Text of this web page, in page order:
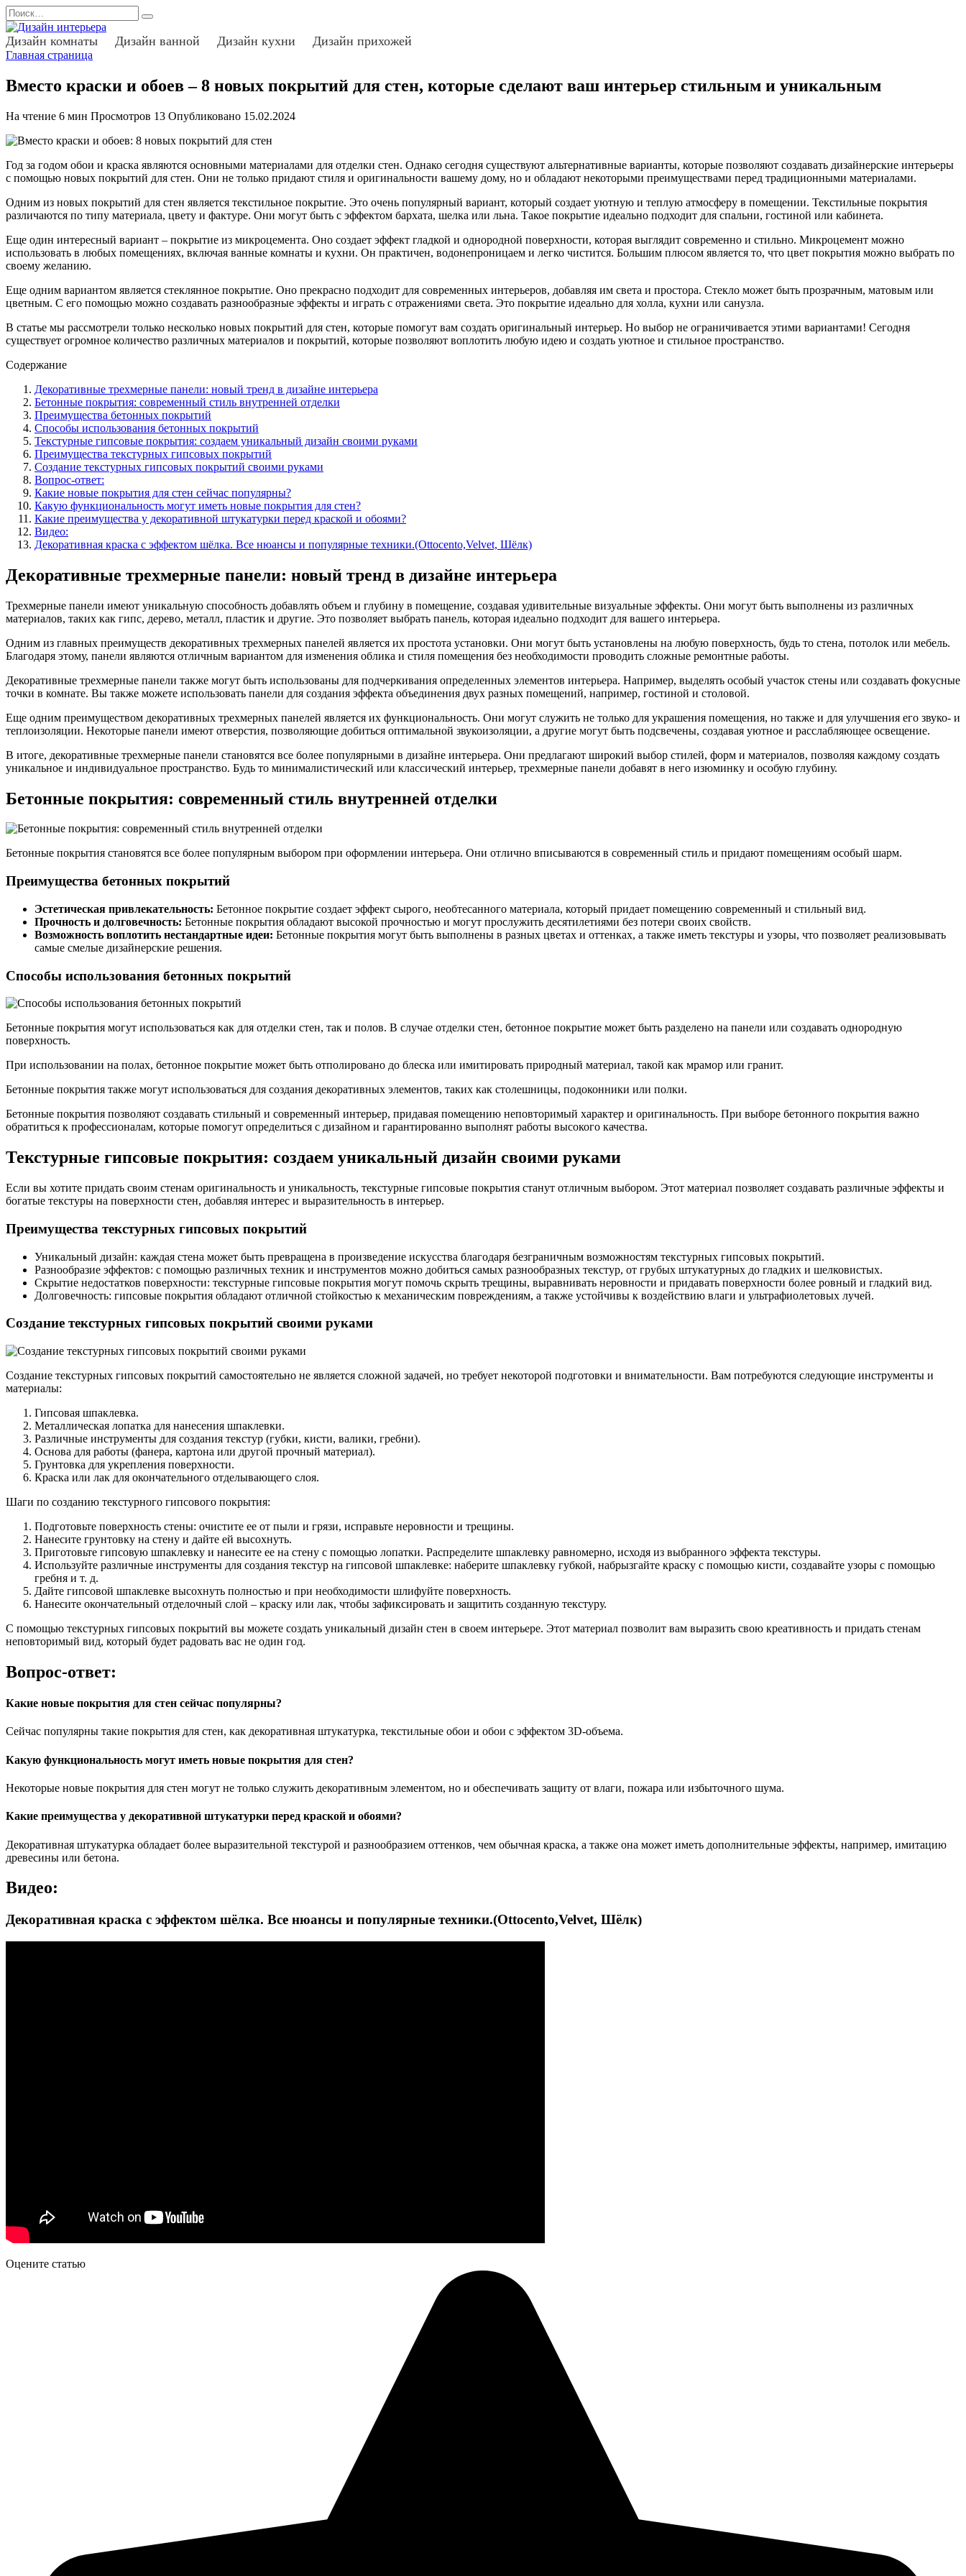
Перейти
к
содержанию
Search
for:
Дизайн комнаты Дизайн ванной Дизайн кухни Дизайн прихожей
Главная страница
Вместо краски и обоев – 8 новых покрытий для стен, которые сделают ваш интерьер стильным и уникальным
На чтение 6 мин Просмотров 13 Опубликовано 15.02.2024
Год за годом обои и краска являются основными материалами для отделки стен. Однако сегодня существуют альтернативные варианты, которые позволяют создавать дизайнерские интерьеры
с помощью новых покрытий для стен. Они не только придают стиля и оригинальности вашему дому, но и обладают некоторыми преимуществами перед традиционными материалами.
Одним из новых покрытий для стен является текстильное покрытие. Это очень популярный вариант, который создает уютную и теплую атмосферу в помещении. Текстильные покрытия
различаются по типу материала, цвету и фактуре. Они могут быть с эффектом бархата, шелка или льна. Такое покрытие идеально подходит для спальни, гостиной или кабинета.
Еще один интересный вариант – покрытие из микроцемента. Оно создает эффект гладкой и однородной поверхности, которая выглядит современно и стильно. Микроцемент можно
использовать в любых помещениях, включая ванные комнаты и кухни. Он практичен, водонепроницаем и легко чистится. Большим плюсом является то, что цвет покрытия можно выбрать по
своему желанию.
Еще одним вариантом является стеклянное покрытие. Оно прекрасно подходит для современных интерьеров, добавляя им света и простора. Стекло может быть прозрачным, матовым или
цветным. С его помощью можно создавать разнообразные эффекты и играть с отражениями света. Это покрытие идеально для холла, кухни или санузла.
В статье мы рассмотрели только несколько новых покрытий для стен, которые помогут вам создать оригинальный интерьер. Но выбор не ограничивается этими вариантами! Сегодня
существует огромное количество различных материалов и покрытий, которые позволяют воплотить любую идею и создать уютное и стильное пространство.
Содержание
Декоративные трехмерные панели: новый тренд в дизайне интерьера
Бетонные покрытия: современный стиль внутренней отделки
Преимущества бетонных покрытий
Способы использования бетонных покрытий
Текстурные гипсовые покрытия: создаем уникальный дизайн своими руками
Преимущества текстурных гипсовых покрытий
Создание текстурных гипсовых покрытий своими руками
Вопрос-ответ:
Какие новые покрытия для стен сейчас популярны?
Какую функциональность могут иметь новые покрытия для стен?
Какие преимущества у декоративной штукатурки перед краской и обоями?
Видео:
Декоративная краска с эффектом шёлка. Все нюансы и популярные техники.(Ottocento,Velvet, Шёлк)
Декоративные трехмерные панели: новый тренд в дизайне интерьера
Трехмерные панели имеют уникальную способность добавлять объем и глубину в помещение, создавая удивительные визуальные эффекты. Они могут быть выполнены из различных
материалов, таких как гипс, дерево, металл, пластик и другие. Это позволяет выбрать панель, которая идеально подходит для вашего интерьера.
Одним из главных преимуществ декоративных трехмерных панелей является их простота установки. Они могут быть установлены на любую поверхность, будь то стена, потолок или мебель.
Благодаря этому, панели являются отличным вариантом для изменения облика и стиля помещения без необходимости проводить сложные ремонтные работы.
Декоративные трехмерные панели также могут быть использованы для подчеркивания определенных элементов интерьера. Например, выделять особый участок стены или создавать фокусные
точки в комнате. Вы также можете использовать панели для создания эффекта объединения двух разных помещений, например, гостиной и столовой.
Еще одним преимуществом декоративных трехмерных панелей является их функциональность. Они могут служить не только для украшения помещения, но также и для улучшения его звуко- и
теплоизоляции. Некоторые панели имеют отверстия, позволяющие добиться оптимальной звукоизоляции, а другие могут быть подсвечены, создавая уютное и расслабляющее освещение.
В итоге, декоративные трехмерные панели становятся все более популярными в дизайне интерьера. Они предлагают широкий выбор стилей, форм и материалов, позволяя каждому создать
уникальное и индивидуальное пространство. Будь то минималистический или классический интерьер, трехмерные панели добавят в него изюминку и особую глубину.
Бетонные покрытия: современный стиль внутренней отделки
Бетонные покрытия становятся все более популярным выбором при оформлении интерьера. Они отлично вписываются в современный стиль и придают помещениям особый шарм.
Преимущества бетонных покрытий
Эстетическая привлекательность: Бетонное покрытие создает эффект сырого, необтесанного материала, который придает помещению современный и стильный вид.
Прочность и долговечность: Бетонные покрытия обладают высокой прочностью и могут прослужить десятилетиями без потери своих свойств.
Возможность воплотить нестандартные идеи: Бетонные покрытия могут быть выполнены в разных цветах и оттенках, а также иметь текстуры и узоры, что позволяет реализовывать
самые смелые дизайнерские решения.
Способы использования бетонных покрытий
Бетонные покрытия могут использоваться как для отделки стен, так и полов. В случае отделки стен, бетонное покрытие может быть разделено на панели или создавать однородную
поверхность.
При использовании на полах, бетонное покрытие может быть отполировано до блеска или имитировать природный материал, такой как мрамор или гранит.
Бетонные покрытия также могут использоваться для создания декоративных элементов, таких как столешницы, подоконники или полки.
Бетонные покрытия позволяют создавать стильный и современный интерьер, придавая помещению неповторимый характер и оригинальность. При выборе бетонного покрытия важно
обратиться к профессионалам, которые помогут определиться с дизайном и гарантированно выполнят работы высокого качества.
Текстурные гипсовые покрытия: создаем уникальный дизайн своими руками
Если вы хотите придать своим стенам оригинальность и уникальность, текстурные гипсовые покрытия станут отличным выбором. Этот материал позволяет создавать различные эффекты и
богатые текстуры на поверхности стен, добавляя интерес и выразительность в интерьер.
Преимущества текстурных гипсовых покрытий
Уникальный дизайн: каждая стена может быть превращена в произведение искусства благодаря безграничным возможностям текстурных гипсовых покрытий.
Разнообразие эффектов: с помощью различных техник и инструментов можно добиться самых разнообразных текстур, от грубых штукатурных до гладких и шелковистых.
Скрытие недостатков поверхности: текстурные гипсовые покрытия могут помочь скрыть трещины, выравнивать неровности и придавать поверхности более ровный и гладкий вид.
Долговечность: гипсовые покрытия обладают отличной стойкостью к механическим повреждениям, а также устойчивы к воздействию влаги и ультрафиолетовых лучей.
Создание текстурных гипсовых покрытий своими руками
Создание текстурных гипсовых покрытий самостоятельно не является сложной задачей, но требует некоторой подготовки и внимательности. Вам потребуются следующие инструменты и
материалы:
Гипсовая шпаклевка.
Металлическая лопатка для нанесения шпаклевки.
Различные инструменты для создания текстур (губки, кисти, валики, гребни).
Основа для работы (фанера, картона или другой прочный материал).
Грунтовка для укрепления поверхности.
Краска или лак для окончательного отделывающего слоя.
Шаги по созданию текстурного гипсового покрытия:
Подготовьте поверхность стены: очистите ее от пыли и грязи, исправьте неровности и трещины.
Нанесите грунтовку на стену и дайте ей высохнуть.
Приготовьте гипсовую шпаклевку и нанесите ее на стену с помощью лопатки. Распределите шпаклевку равномерно, исходя из выбранного эффекта текстуры.
Используйте различные инструменты для создания текстур на гипсовой шпаклевке: наберите шпаклевку губкой, набрызгайте краску с помощью кисти, создавайте узоры с помощью
гребня и т. д.
Дайте гипсовой шпаклевке высохнуть полностью и при необходимости шлифуйте поверхность.
Нанесите окончательный отделочный слой – краску или лак, чтобы зафиксировать и защитить созданную текстуру.
С помощью текстурных гипсовых покрытий вы можете создать уникальный дизайн стен в своем интерьере. Этот материал позволит вам выразить свою креативность и придать стенам
неповторимый вид, который будет радовать вас не один год.
Вопрос-ответ:
Какие новые покрытия для стен сейчас популярны?
Сейчас популярны такие покрытия для стен, как декоративная штукатурка, текстильные обои и обои с эффектом 3D-объема.
Какую функциональность могут иметь новые покрытия для стен?
Некоторые новые покрытия для стен могут не только служить декоративным элементом, но и обеспечивать защиту от влаги, пожара или избыточного шума.
Какие преимущества у декоративной штукатурки перед краской и обоями?
Декоративная штукатурка обладает более выразительной текстурой и разнообразием оттенков, чем обычная краска, а также она может иметь дополнительные эффекты, например, имитацию
древесины или бетона.
Видео:
Декоративная краска с эффектом шёлка. Все нюансы и популярные техники.(Ottocento,Velvet, Шёлк)
Оцените статью